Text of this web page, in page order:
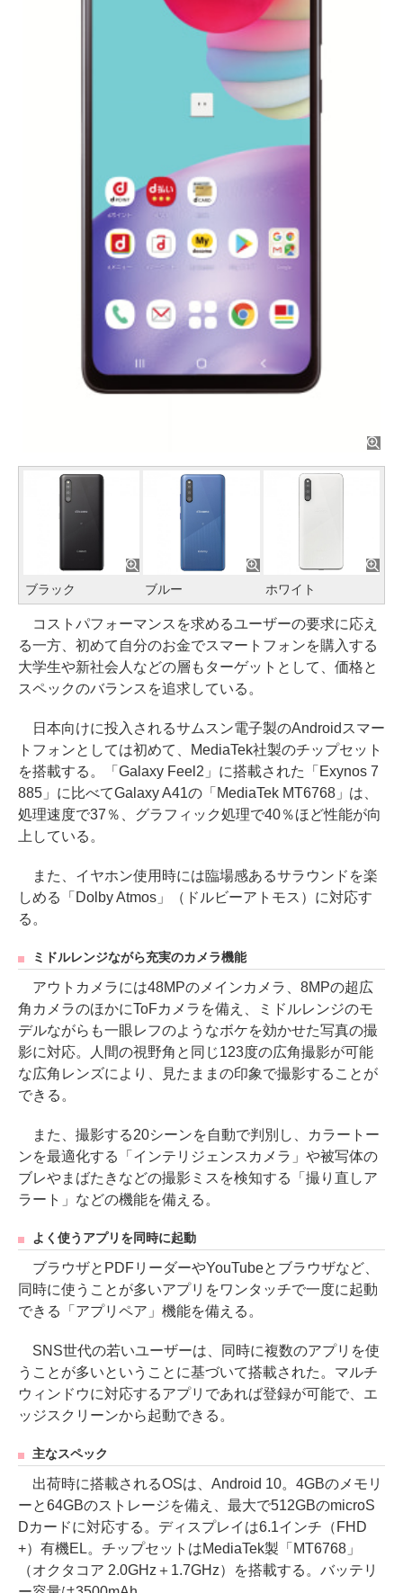
ブラック ブルー ホワイト
コストパフォーマンスを求めるユーザーの要求に応え
る一方、初めて自分のお金でスマートフォンを購入する
大学生や新社会人などの層もターゲットとして、価格と
スペックのバランスを追求している。
日本向けに投入されるサムスン電子製のAndroidスマー
トフォンとしては初めて、MediaTek社製のチップセット
を搭載する。「Galaxy Feel2」に搭載された「Exynos 7
885」に比べてGalaxy A41の「MediaTek MT6768」は、
処理速度で37％、グラフィック処理で40％ほど性能が向
上している。
また、イヤホン使用時には臨場感あるサラウンドを楽
しめる「Dolby Atmos」（ドルビーアトモス）に対応す
る。
ミドルレンジながら充実のカメラ機能
アウトカメラには48MPのメインカメラ、8MPの超広
角カメラのほかにToFカメラを備え、ミドルレンジのモ
デルながらも一眼レフのようなボケを効かせた写真の撮
影に対応。人間の視野角と同じ123度の広角撮影が可能
な広角レンズにより、見たままの印象で撮影することが
できる。
また、撮影する20シーンを自動で判別し、カラートー
ンを最適化する「インテリジェンスカメラ」や被写体の
ブレやまばたきなどの撮影ミスを検知する「撮り直しア
ラート」などの機能を備える。
よく使うアプリを同時に起動
ブラウザとPDFリーダーやYouTubeとブラウザなど、
同時に使うことが多いアプリをワンタッチで一度に起動
できる「アプリペア」機能を備える。
SNS世代の若いユーザーは、同時に複数のアプリを使
うことが多いということに基づいて搭載された。マルチ
ウィンドウに対応するアプリであれば登録が可能で、エ
ッジスクリーンから起動できる。
主なスペック
出荷時に搭載されるOSは、Android 10。4GBのメモリ
ーと64GBのストレージを備え、最大で512GBのmicroS
Dカードに対応する。ディスプレイは6.1インチ（FHD
+）有機EL。チップセットはMediaTek製「MT6768」
（オクタコア 2.0GHz＋1.7GHz）を搭載する。バッテリ